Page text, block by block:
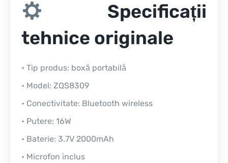
Specificații
tehnice originale
• Tip produs: boxă portabilă
• Model: ZQS8309
• Conectivitate: Bluetooth wireless
• Putere: 16W
• Baterie: 3.7V 2000mAh
• Microfon inclus